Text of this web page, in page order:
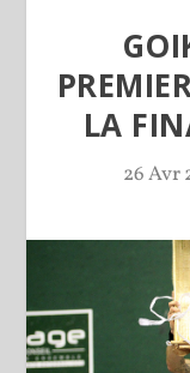
LA
26 Avr